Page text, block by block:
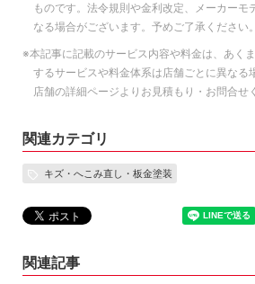
ものです。法令規則や金利改定、メーカーモ
なる場合がございます。予めご了承ください。
※本記事に記載のサービス内容や料金は、あく
するサービスや料金体系は店舗ごとに異なる
店舗の詳細ページよりお見積もり・お問合せ
関連カテゴリ
キズ・へこみ直し・板金塗装
関連記事